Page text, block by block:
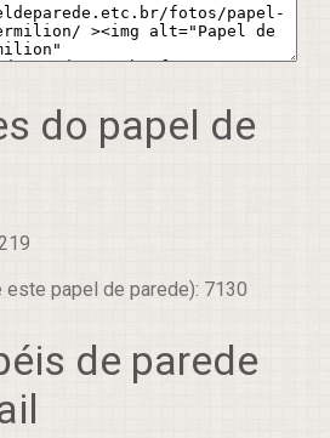
do papel de
papel de parede): 7130
de parede